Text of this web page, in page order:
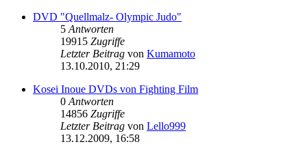
DVD "Quellmalz- Olympic Judo"
5 Antworten
19915 Zugriffe
Letzter Beitrag von Kumamoto
13.10.2010, 21:29
Kosei Inoue DVDs von Fighting Film
0 Antworten
14856 Zugriffe
Letzter Beitrag von Lello999
13.12.2009, 16:58